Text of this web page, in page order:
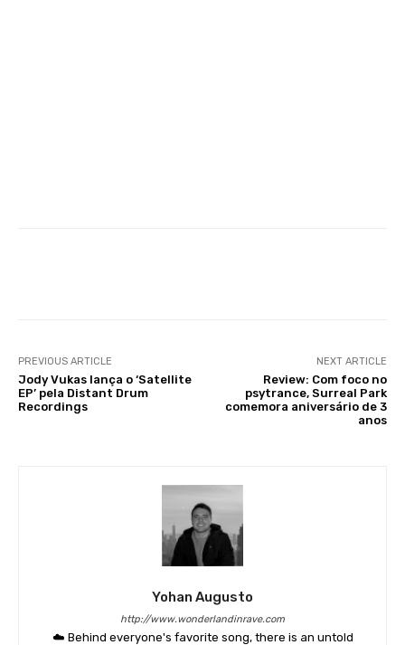
PREVIOUS ARTICLE
Jody Vukas lança o ‘Satellite
EP’ pela Distant Drum
Recordings
NEXT ARTICLE
Review: Com foco no
psytrance, Surreal Park
comemora aniversário de 3
anos
Yohan Augusto
http://www.wonderlandinrave.com
☁️ Behind everyone's favorite song, there is an untold